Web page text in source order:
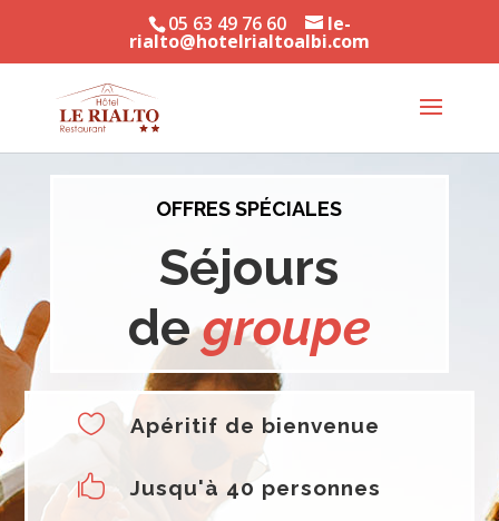
05 63 49 76 60 le-
rialto@hotelrialtoalbi.com
OFFRES SPÉCIALES
Séjours
degroupe
 Apéritif de bienvenue
 Jusqu'à 40 personnes